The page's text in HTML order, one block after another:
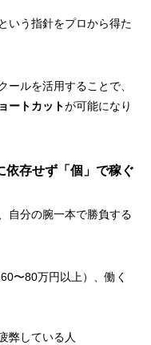
いう指針をプロから得た
ールを活用することで、
ートカットが可能になり
依存せず「個」で稼ぐ
自分の腕一本で勝負する
〜80万円以上）、働く
弊している人